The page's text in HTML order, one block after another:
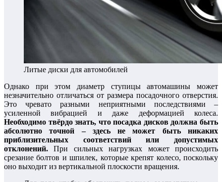
Литые диски для автомобилей
Однако при этом диаметр ступицы автомашины может
незначительно отличаться от размера посадочного отверстия.
Это чревато разными неприятными последствиями –
усиленной вибрацией и даже деформацией колеса.
Необходимо твёрдо знать, что посадка дисков должна быть
абсолютно точной – здесь не может быть никаких
приблизительных соответствий или допустимых
отклонений. При сильных нагрузках может происходить
срезание болтов и шпилек, которые крепят колесо, поскольку
оно выходит из вертикальной плоскости вращения.